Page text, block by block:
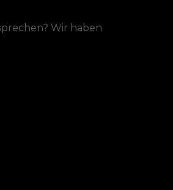
Wir haben